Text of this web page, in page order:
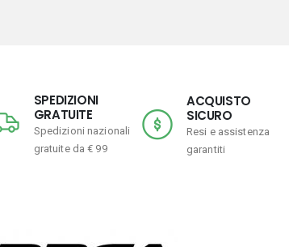
SPEDIZIONI
GRATUITE
Spedizioni nazionali
gratuite da € 99
ACQUISTO
SICURO
Resi e assistenza
garantiti